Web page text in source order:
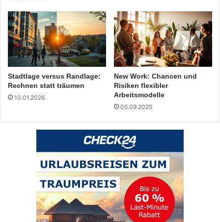
Stadtlage versus Randlage:
Rechnen statt träumen
10.01.2026
New Work: Chancen und
Risiken flexibler
Arbeitsmodelle
05.09.2025